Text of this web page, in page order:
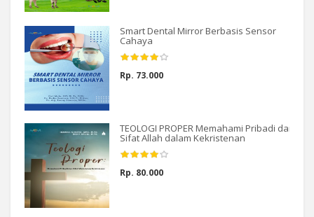
Smart Dental Mirror Berbasis Sensor
Cahaya
Rp. 73.000
TEOLOGI PROPER Memahami Pribadi dan
Sifat Allah dalam Kekristenan
Rp. 80.000